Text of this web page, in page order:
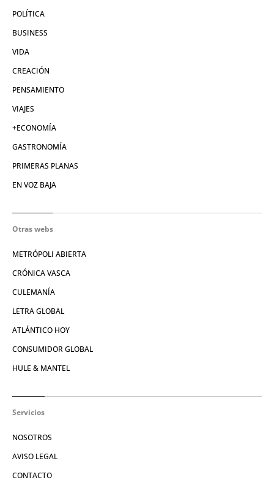
POLÍTICA
BUSINESS
VIDA
CREACIÓN
PENSAMIENTO
VIAJES
+ECONOMÍA
GASTRONOMÍA
PRIMERAS PLANAS
EN VOZ BAJA
Otras webs
METRÓPOLI ABIERTA
CRÓNICA VASCA
CULEMANÍA
LETRA GLOBAL
ATLÁNTICO HOY
CONSUMIDOR GLOBAL
HULE & MANTEL
Servicios
NOSOTROS
AVISO LEGAL
CONTACTO